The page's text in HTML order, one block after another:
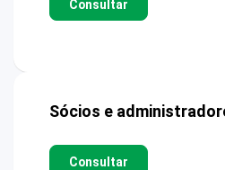
Consultar
Sócios e
Consultar